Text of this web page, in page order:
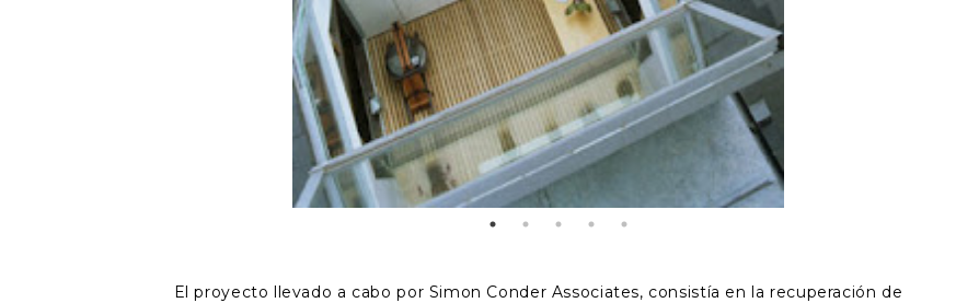
El proyecto llevado a cabo por Simon Conder Associates, consistía en la recuperación de